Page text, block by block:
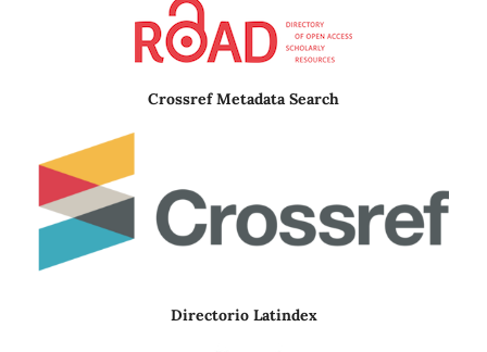
Crossref Metadata Search
Directorio Latindex